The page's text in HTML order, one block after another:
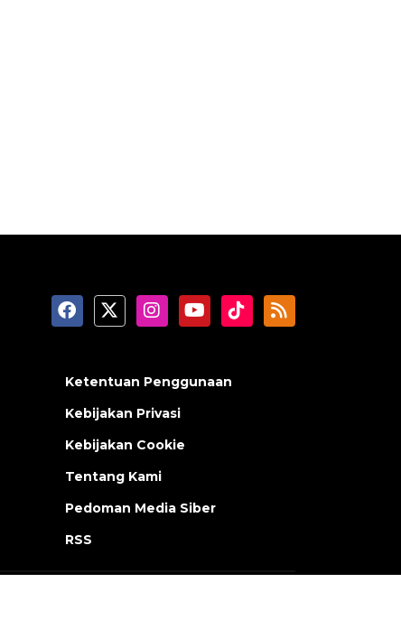
Ketentuan Penggunaan
Kebijakan Privasi
Kebijakan Cookie
Tentang Kami
Pedoman Media Siber
RSS